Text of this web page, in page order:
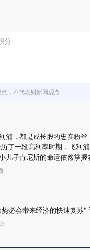
分
，不代表财新网观点
浦，都是成长股的忠实粉
了一段高利率时期，飞利
儿子肯尼斯的命运依然掌握
必会带来经济的快速复苏"